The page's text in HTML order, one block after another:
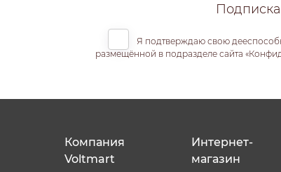
Я подтверждаю свою
размещённой в подразделе сайта
Компания
Voltmart
Интернет-
магазин